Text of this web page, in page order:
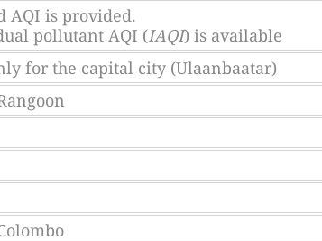
AQI is provided.
pollutant AQI (IAQI) is available
for the capital city (Ulaanbaatar)